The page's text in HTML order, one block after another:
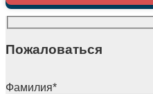
Пожаловаться
Фамилия*